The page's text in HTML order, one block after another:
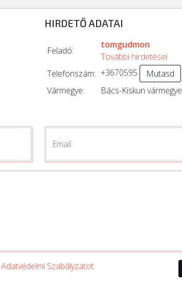
HIRDETŐ ADATAI
Feladó:
tomgudmon
További hirdetései
Telefonszám: +3670595
Mutasd
Vármegye:
Bács-Kiskun vármegye
Email
Adatvédelmi Szabályzatot.